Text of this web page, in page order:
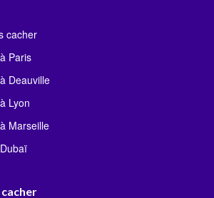
cacher
Paris
Deauville
Lyon
Marseille
cacher